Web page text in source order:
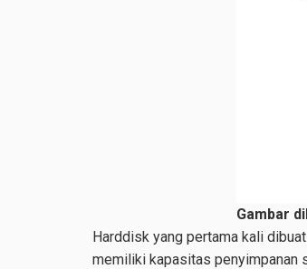
Gambar
Harddisk yang pertama kali
memiliki kapasitas penyimpanan